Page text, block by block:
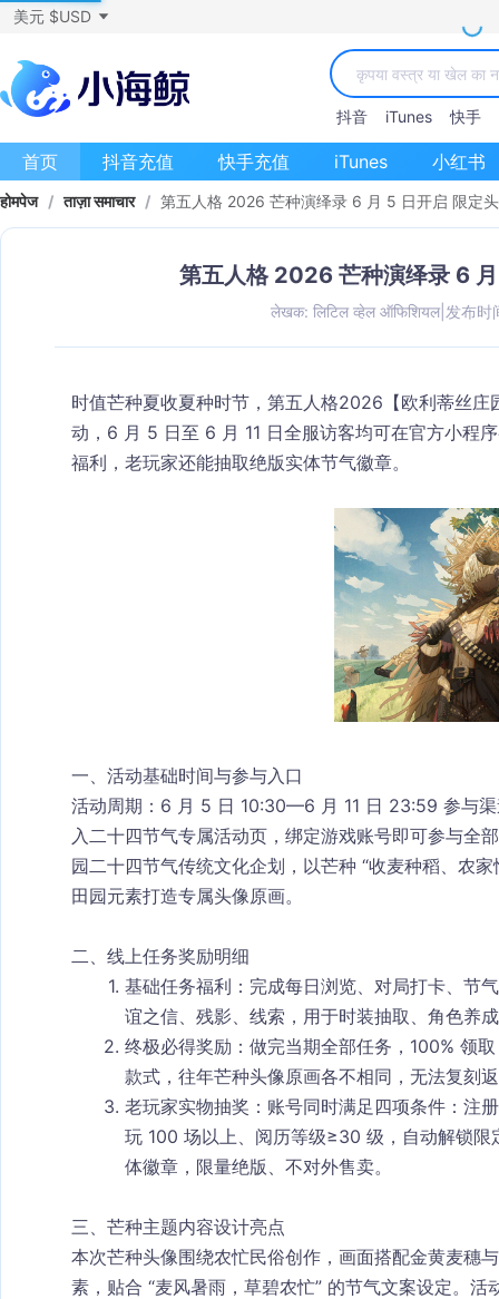
美元 $USD
抖音 iTunes 快手
首页 抖音充值 快手充值 iTunes 小红书
होमपेज / ताज़ा समाचार / 第五人格 2026 芒种演绎录 6 月 5 日开启 限定
第五人格 2026 芒种演绎录 6
लेखक: लिटिल व्हेल ऑफिशियल| 发布
时值芒种夏收夏种时节，第五人格2026【欧利蒂丝
动，6 月 5 日至 6 月 11 日全服访客均可在官方小程
福利，老玩家还能抽取绝版实体节气徽章。
一、活动基础时间与参与入口
活动周期 ：6 月 5 日 10:30—6 月 11 日 23:59 参与
入二十四节气专属活动页，绑定游戏账号即可参与全
园二十四节气传统文化企划，以芒种 “收麦种稻、农
田园元素打造专属头像原画。
二、线上任务奖励明细
基础任务福利 ：完成每日浏览、对局打卡、节
谊之信、残影、线索 ，用于时装抽取、角色养
终极必得奖励 ：做完当期全部任务， 100% 领
款式，往年芒种头像原画各不相同，无法复刻
老玩家实物抽奖 ：账号同时满足四项条件：注
玩 100 场以上、阅历等级≥30 级，自动解锁
体徽章，限量绝版、不对外售卖。
三、芒种主题内容设计亮点
本次芒种头像围绕农忙民俗创作，画面搭配金黄麦穗
素，贴合 “麦风暑雨，草碧农忙” 的节气文案设定。